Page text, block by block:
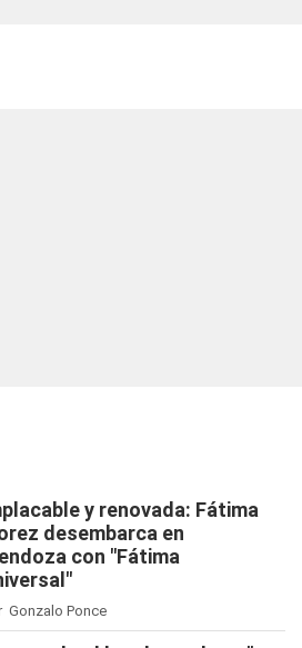
y renovada: Fátima
desembarca en
con "Fátima
Gonzalo Ponce